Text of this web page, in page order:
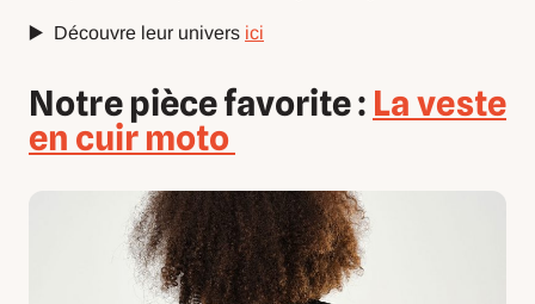
▶️ Découvre leur univers ici
Notre pièce favorite : La veste
en cuir moto